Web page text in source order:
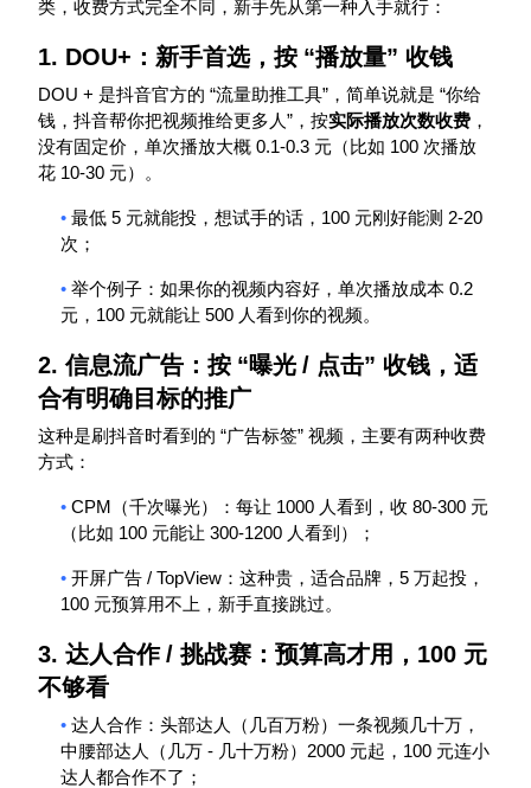
类，收费方式完全不同，新手先从第一种入手就行：
1. DOU+ ：新手首选，按 “播放量” 收钱
DOU + 是抖音官方的 “流量助推工具” ，简单说就是 “你给
钱，抖音帮你把视频推给更多人” ，按实际播放次数收费 ，
没有固定价，单次播放大概 0.1-0.3 元（比如 100 次播放
花 10-30 元）。
• 最低 5 元就能投，想试手的话， 100 元刚好能测 2-20
次；
• 举个例子：如果你的视频内容好，单次播放成本 0.2
元， 100 元就能让 500 人看到你的视频。
2.信息流广告：按 “曝光 / 点击” 收钱，适
合有明确目标的推广
这种是刷抖音时看到的 “广告标签” 视频，主要有两种收费
方式：
• CPM （千次曝光）：每让 1000 人看到，收 80-300 元
（比如 100 元能让 300-1200 人看到）；
• 开屏广告 / TopView ：这种贵，适合品牌， 5 万起投，
100 元预算用不上，新手直接跳过。
3. 达人合作/ 挑战赛：预算高才用， 100 元
不够看
• 达人合作：头部达人（几百万粉）一条视频几十万，
中腰部达人（几万 - 几十万粉） 2000 元起， 100 元连小
达人都合作不了；